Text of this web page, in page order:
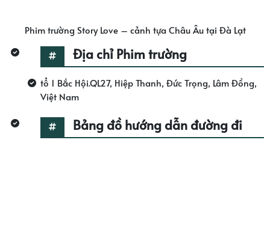
Phim trường Story Love – cảnh tựa Châu Âu tại Đà Lạt
Địa chỉ Phim trường
tổ 1 Bắc Hội.QL27, Hiệp Thanh, Đức Trọng, Lâm Đồng,
Việt Nam
Bảng đồ hướng dẫn đường đi